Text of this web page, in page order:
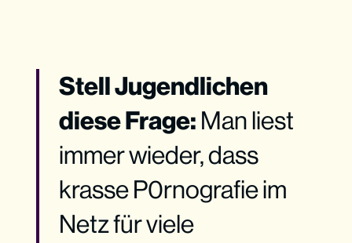
Stell Jugendlichen
diese Frage: Man liest
immer wieder, dass
krasse P0rnografie im
Netz für viele